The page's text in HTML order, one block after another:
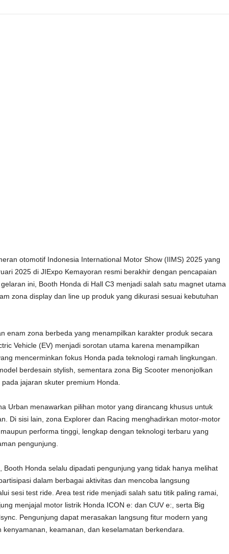
otomotif Indonesia International Motor Show (IIMS) 2025 yang
2025 di JIExpo Kemayoran resmi berakhir dengan pencapaian
ini, Booth Honda di Hall C3 menjadi salah satu magnet utama
zona display dan line up produk yang dikurasi sesuai kebutuhan
enam zona berbeda yang menampilkan karakter produk secara
Vehicle (EV) menjadi sorotan utama karena menampilkan
mencerminkan fokus Honda pada teknologi ramah lingkungan.
berdesain stylish, sementara zona Big Scooter menonjolkan
jajaran skuter premium Honda.
Urban menawarkan pilihan motor yang dirancang khusus untuk
Di sisi lain, zona Explorer dan Racing menghadirkan motor-motor
performa tinggi, lengkap dengan teknologi terbaru yang
pengunjung.
Booth Honda selalu dipadati pengunjung yang tidak hanya melihat
dalam berbagai aktivitas dan mencoba langsung
sesi test ride. Area test ride menjadi salah satu titik paling ramai,
menjajal motor listrik Honda ICON e: dan CUV e:, serta Big
Pengunjung dapat merasakan langsung fitur modern yang
keamanan, dan keselamatan berkendara.